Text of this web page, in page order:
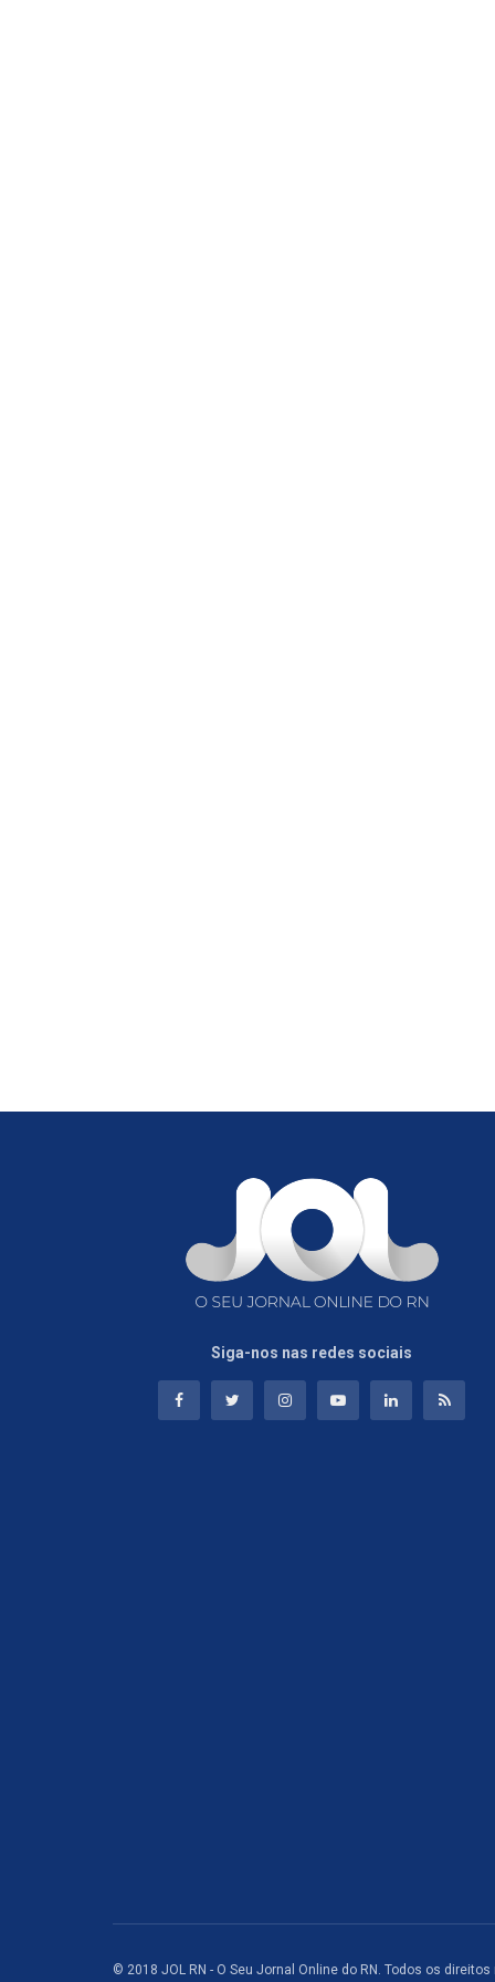
Siga-nos nas redes sociais
© 2018 JOL RN - O Seu Jornal Online do RN. Todos os direitos